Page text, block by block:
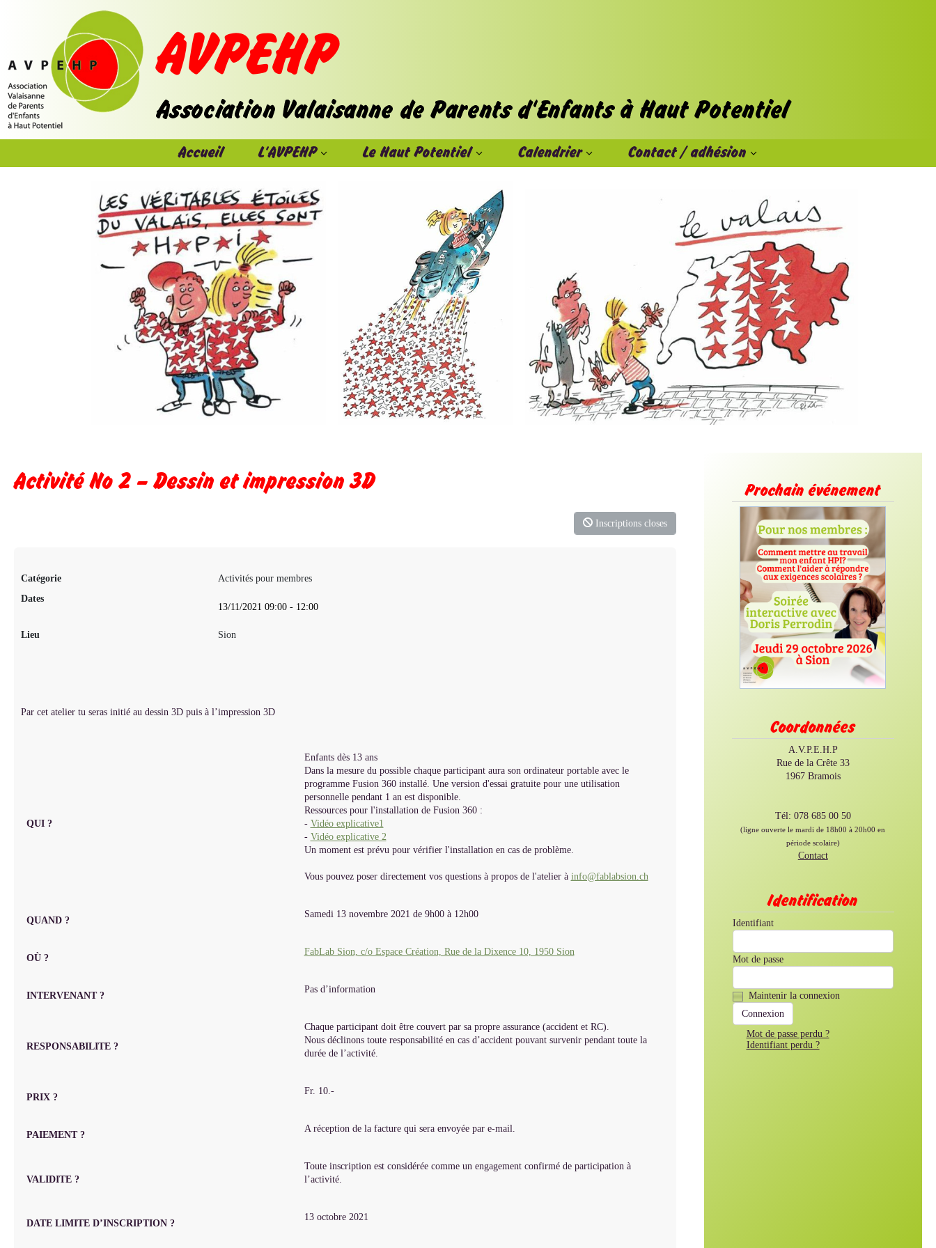
Accueil L'AVPEHP Le Haut Potentiel Calendrier Contact / adhésion
Activité No 2 – Dessin et impression 3D
Inscriptions closes
Catégorie
Activités pour membres
Dates
13/11/2021 09:00- 12:00
Lieu Sion
Par cet atelier tu seras initié au dessin 3D puis à l’impression 3D
QUI ?
Enfants dès 13 ans
Dans la mesure du possible chaque participant aura son ordinateur portable avec le
programme Fusion 360 installé. Une version d'essai gratuite pour une utilisation
personnelle pendant 1 an est disponible.
Ressources pour l'installation de Fusion 360 :
- Vidéo explicative1
- Vidéo explicative 2
Un moment est prévu pour vérifier l'installation en cas de problème.
Vous pouvez poser directement vos questions à propos de l'atelier à info@fablabsion.ch
QUAND ?
Samedi 13 novembre 2021 de 9h00 à 12h00
OÙ ?
FabLab Sion, c/o Espace Création, Rue de la Dixence 10, 1950 Sion
INTERVENANT ?
Pas d’information
RESPONSABILITE ?
Chaque participant doit être couvert par sa propre assurance (accident et RC).
Nous déclinons toute responsabilité en cas d’accident pouvant survenir pendant toute la
durée de l’activité.
PRIX ?
Fr. 10.-
PAIEMENT ?
A réception de la facture qui sera envoyée par e-mail.
VALIDITE ?
Toute inscription est considérée comme un engagement confirmé de participation à
l’activité.
DATE LIMITE D’INSCRIPTION ?
13 octobre 2021
Prochain événement
Coordonnées
A.V.P.E.H.P
Rue de la Crête 33
1967 Bramois
Tél: 078 685 00 50
(ligne ouverte le mardi de 18h00 à 20h00 en
période scolaire)
Contact
Identification
Identifiant
Mot de passe
Maintenir la connexion
Mot de passe perdu ?
Identifiant perdu ?